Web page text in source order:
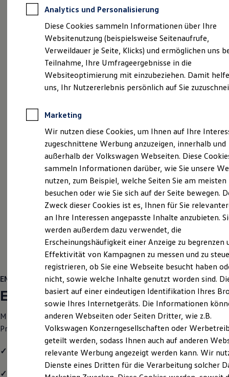
Autokredit mit Schlussrate
Versicherungen und Garantien
Kfz-Versicherung
Restschuldversicherungen
Garantien
Wartungsverträge
Geschäftskunden
Professional Class bei Volkswagen
Großkunden
Behörden
Anpfiff zum Gewinn
Elektroautos
ID. Tutorials
Elektrofahrzeugkonzepte
Reichweite
Reichweite der ID. Modelle
Reichweite im Winter
Laden
Laden unterwegs
Laden Zuhause
Ladezeitensimulator
Batterie
Sicherheit
Garantie und Lebensdauer
Nachhaltigkeit
Technologie
Kosten und Kauf
Verbrauchskosten
Kaufoptionen
E-Auto-Förderung
Software und Konnektivität
Die ID. Software 6
ID. Software Versionen und Updates
Digitale Extras
Schnittstellen zu Ihrem ID.
Impressum & Rechtliches
ENERGY
ENERGY
Mit dem Golf Variant ENERGYerhalten Sie einen attraktiven
Preisvorteil und folgende Ausstattungshighlights:
✓ Vordersitze beheizbar
✓
Spurwechselassistent "Side Assist", Ausparkassistent und
Analytics und Personalisierung
Diese Cookies sammeln Informationen über Ihre
Websitenutzung (beispielsweise Seitenaufrufe,
Verweildauer je Seite, Klicks) und ermöglichen uns
Teilnahme, Ihre Umfrageergebnisse in die
Websiteoptimierung mit einzubeziehen. Damit
uns, Ihr Nutzererlebnis persönlich auf Sie
Marketing
Wir nutzen diese Cookies, um Ihnen auf Ihre
zugeschnittene Werbung anzuzeigen, innerhalb und
außerhalb der Volkswagen Webseiten. Diese
sammeln Informationen darüber, wie Sie unsere
nutzen, zum Beispiel, welche Seiten Sie am meisten
besuchen oder wie Sie sich auf der Seite bewegen.
Zweck dieser Cookies ist es, Ihnen für Sie
an Ihre Interessen angepasste Inhalte anzubieten.
werden außerdem dazu verwendet, die
Erscheinungshäufigkeit einer Anzeige zu begrenzen
Effektivität von Kampagnen zu messen und zu
registrieren, ob Sie eine Webseite besucht haben
nicht, sowie welche Inhalte genutzt worden sind.
basiert auf einer eindeutigen Identifikation Ihres
sowie Ihres Internetgeräts. Die Informationen
anderen Webseiten oder Seiten Dritter, wie z.B.
Volkswagen Konzerngesellschaften oder
geteilt werden, sodass Ihnen auch auf anderen
relevante Werbung angezeigt werden kann. Wir
Dienste eines Dritten für die Verarbeitung solcher